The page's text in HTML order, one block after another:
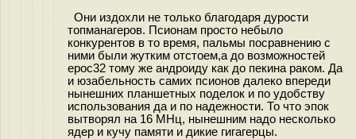
Они издохли не только благодаря дурости
топманагеров. Псионам просто небыло
конкурентов в то время, пальмы посравнению с
ними были жутким отстоем,а до возможностей
epoc32 тому же андроиду как до пекина раком. Да
и юзабельность самих псионов далеко впереди
нынешних планшетных поделок и по удобству
использования да и по надежности. То что эпок
вытворял на 16 МНц, нынешним надо несколько
ядер и кучу памяти и дикие гигагерцы.